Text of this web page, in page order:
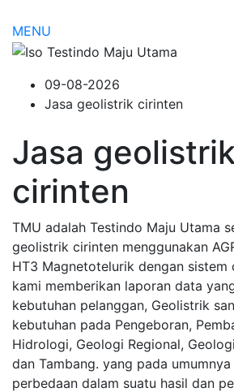
MENU
09-08-2026
Jasa geolistrik cirinten
Jasa geolistrik
cirinten
TMU adalah Testindo Maju Utama
geolistrik cirinten menggunakan
HT3 Magnetotelurik dengan sistem
kami memberikan laporan data
kebutuhan pelanggan, Geolistrik
kebutuhan pada Pengeboran,
Hidrologi, Geologi Regional,
dan Tambang. yang pada
perbedaan dalam suatu hasil dan